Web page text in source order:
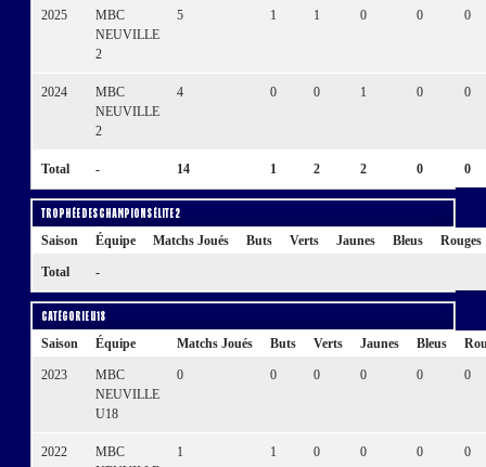
2025
MBC
NEUVILLE
2
5 1 1 0 0 0
2024
MBC
NEUVILLE
2
4 0 0 1 0 0
Total - 14 1 2 2 0 0
Trophée des Champions Élite 2
Saison Équipe Matchs Joués Buts Verts Jaunes Bleus Rouges
Total -
Catégorie U18
Saison Équipe Matchs Joués Buts Verts Jaunes Bleus
2023
MBC
NEUVILLE
U18
0 0 0 0 0 0
2022
MBC
1 1 0 0 0 0